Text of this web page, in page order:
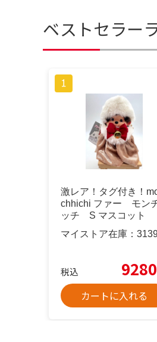
ベストセラー
激レア！タグ付き！
chhichi ファー モン
ッチ S マスコット
マイストア在庫：
税込 9280
カートに入れる